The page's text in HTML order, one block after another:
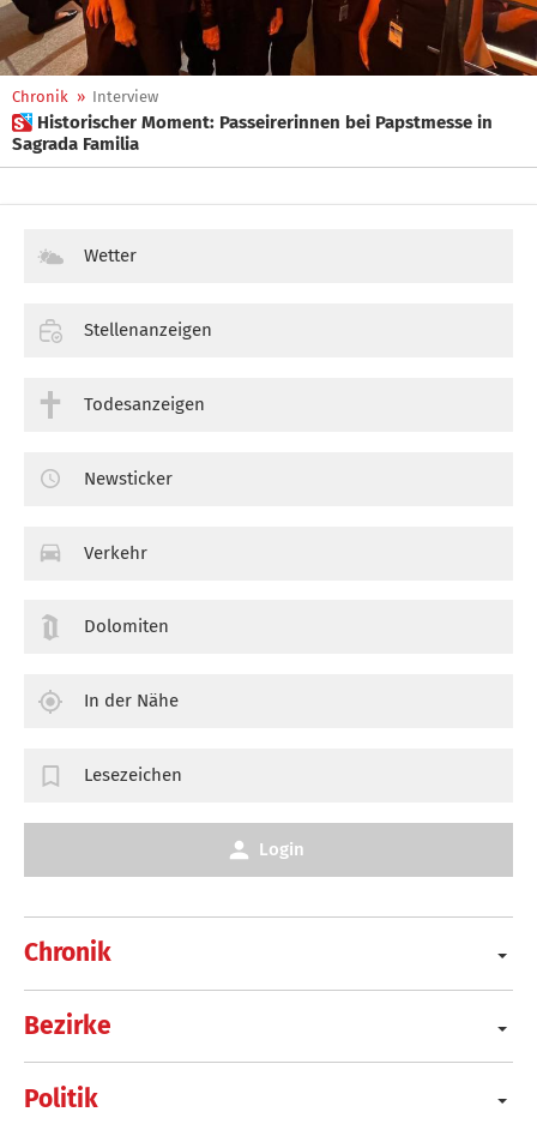
Chronik » Interview
 Historischer Moment: Passeirerinnen bei Papstmesse in
Sagrada Familia
Chronik
Bezirke
Politik
Wetter
Stellenanzeigen
Todesanzeigen
Newsticker
Verkehr
Dolomiten
In der Nähe
Lesezeichen
Login